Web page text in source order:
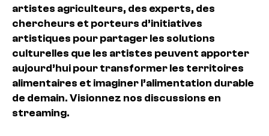
artistes agriculteurs, des experts, des
chercheurs et porteurs d’initiatives
artistiques pour partager les solutions
culturelles que les artistes peuvent apporter
aujourd’hui pour transformer les territoires
alimentaires et imaginer l’alimentation durable
de demain. Visionnez nos discussions en
streaming.